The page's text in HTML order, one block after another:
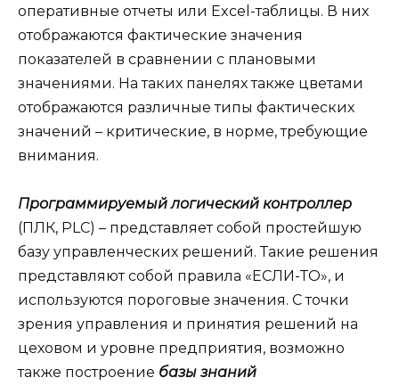
оперативные отчеты или Excel-таблицы. В них
отображаются фактические значения
показателей в сравнении с плановыми
значениями. На таких панелях также цветами
отображаются различные типы фактических
значений – критические, в норме, требующие
внимания.
Программируемый логический контроллер
(ПЛК, PLC) – представляет собой простейшую
базу управленческих решений. Такие решения
представляют собой правила «ЕСЛИ-ТО», и
используются пороговые значения. С точки
зрения управления и принятия решений на
цеховом и уровне предприятия, возможно
также построение базы знаний